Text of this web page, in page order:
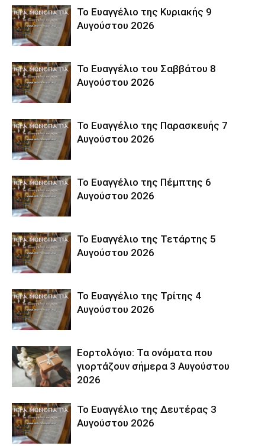
Το Ευαγγέλιο της Κυριακής 9
Αυγούστου 2026
Το Ευαγγέλιο του Σαββάτου 8
Αυγούστου 2026
Το Ευαγγέλιο της Παρασκευής 7
Αυγούστου 2026
Το Ευαγγέλιο της Πέμπτης 6
Αυγούστου 2026
Το Ευαγγέλιο της Τετάρτης 5
Αυγούστου 2026
Το Ευαγγέλιο της Τρίτης 4
Αυγούστου 2026
Εορτολόγιο: Τα ονόματα που
γιορτάζουν σήμερα 3 Αυγούστου
2026
Το Ευαγγέλιο της Δευτέρας 3
Αυγούστου 2026